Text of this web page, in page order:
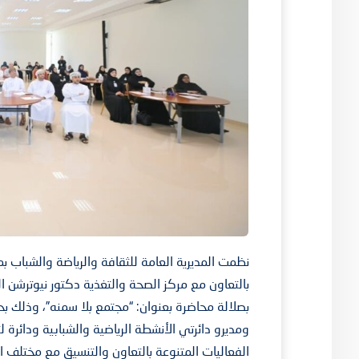
نظمت المديرية العامة للثقافة والرياضة
بالتعاون مع مركز الصحة والتغذية دكتور
بصلالة محاضرة بعنوان: “مجتمع بلا سمنه”،
ومديرو دائرتي الأنشطة الرياضية والشبابية
الفعاليات المتنوعة بالتعاون والتنسيق مع